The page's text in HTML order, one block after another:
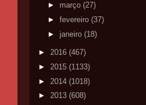
► março (27)
► fevereiro (37)
► janeiro (18)
► 2016 (467)
► 2015 (1133)
► 2014 (1018)
► 2013 (608)